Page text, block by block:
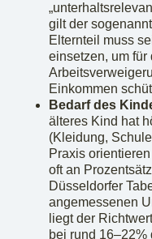
gilt der
Elternteil muss
einsetzen, um für
Einkommen
Bedarf des
älteres Kind hat
(Kleidung,
Praxis
oft an
Düsseldorfer
angemessenen
liegt der
bei rund